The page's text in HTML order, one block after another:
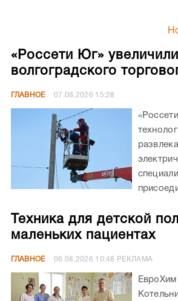
«Россети Юг»
волгоградского
ГЛАВНОЕ 07.08.2026 15:28
Техника для детской
маленьких пациентах
ГЛАВНОЕ 06.08.2026 10:48 РЕКЛАМА
ЕвроХим